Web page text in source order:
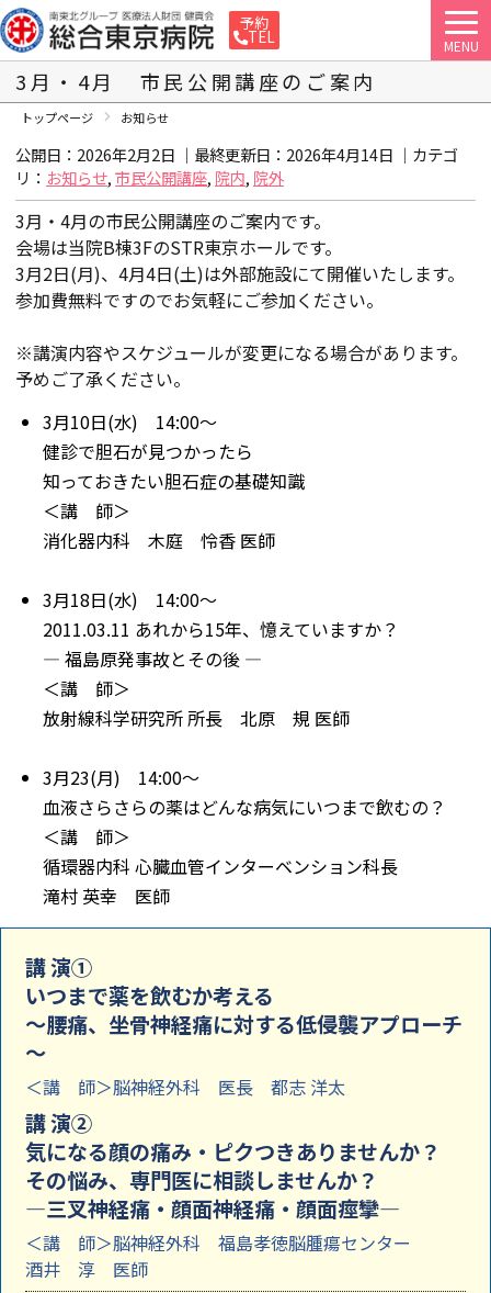
予約
TEL MENU
3月・4月 市民公開講座のご案内
トップページ お知らせ
公開日：2026年2月2日 ｜最終更新日： 2026年4月14日 ｜カテゴ
リ： お知らせ,市民公開講座, 院内, 院外
3月・4月の市民公開講座のご案内です。
会場は当院B棟3FのSTR東京ホールです。
3月2日(月)、4月4日(土)は外部施設にて開催いたします。
参加費無料ですのでお気軽にご参加ください。
※講演内容やスケジュールが変更になる場合があります。
予めご了承ください。
3月10日(水) 14:00～
健診で胆石が見つかったら
知っておきたい胆石症の基礎知識
＜講 師＞
消化器内科 木庭 怜香 医師
3月18日(水) 14:00～
2011.03.11 あれから15年、憶えていますか？
― 福島原発事故とその後 ―
＜講 師＞
放射線科学研究所 所長 北原 規 医師
3月23(月) 14:00～
血液さらさらの薬はどんな病気にいつまで飲むの？
＜講 師＞
循環器内科 心臓血管インターベンション科長
滝村 英幸 医師
講 演①
いつまで薬を飲むか考える
～腰痛、坐骨神経痛に対する低侵襲アプローチ
～
＜講 師＞脳神経外科 医長 都志 洋太
講 演②
気になる顔の痛み・ピクつきありませんか？
その悩み、専門医に相談しませんか？
―三叉神経痛・顔面神経痛・顔面痙攣―
＜講 師＞脳神経外科 福島孝徳脳腫瘍センター
酒井 淳 医師